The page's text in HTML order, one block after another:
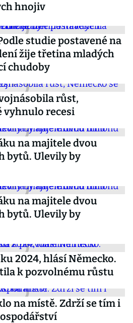
hnojiv
studie postavené na
žije třetina mladých
chudoby
růst,
vyhnulo recesi
na majitele dvou
bytů. Ulevily by
na majitele dvou
bytů. Ulevily by
2024, hlásí Německo.
k pozvolnému růstu
na místě. Zdrží se tím i